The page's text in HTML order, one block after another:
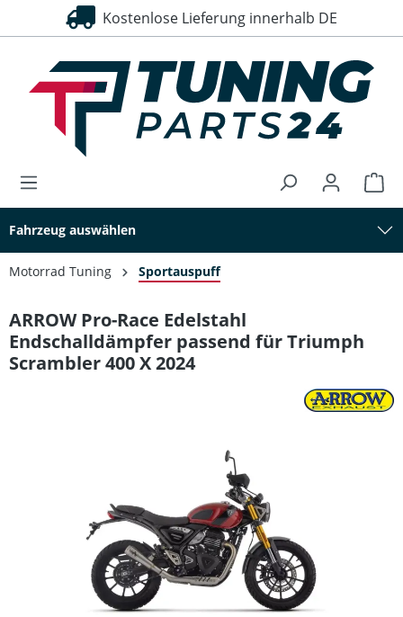
springen Kostenlose Lieferung innerhalb DE
Fahrzeug auswählen
Motorrad Tuning Sportauspuff
ARROW Pro-Race Edelstahl
Endschalldämpfer passend für Triumph
Scrambler 400 X 2024